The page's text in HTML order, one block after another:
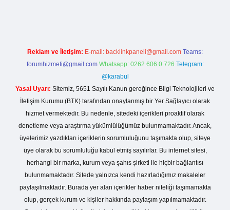
Reklam ve İletişim: E-mail: backlinkpaneli@gmail.com Teams:
forumhizmeti@gmail.com Whatsapp: 0262 606 0 726 Telegram:
@karabul
Yasal Uyarı: Sitemiz, 5651 Sayılı Kanun gereğince Bilgi Teknolojileri ve
İletişim Kurumu (BTK) tarafından onaylanmış bir Yer Sağlayıcı olarak
hizmet vermektedir. Bu nedenle, sitedeki içerikleri proaktif olarak
denetleme veya araştırma yükümlülüğümüz bulunmamaktadır. Ancak,
üyelerimiz yazdıkları içeriklerin sorumluluğunu taşımakta olup, siteye
üye olarak bu sorumluluğu kabul etmiş sayılırlar. Bu internet sitesi,
herhangi bir marka, kurum veya şahıs şirketi ile hiçbir bağlantısı
bulunmamaktadır. Sitede yalnızca kendi hazırladığımız makaleler
paylaşılmaktadır. Burada yer alan içerikler haber niteliği taşımamakta
olup, gerçek kurum ve kişiler hakkında paylaşım yapılmamaktadır.